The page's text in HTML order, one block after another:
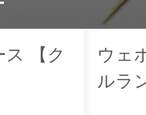
【ク
ウェ
ルラ